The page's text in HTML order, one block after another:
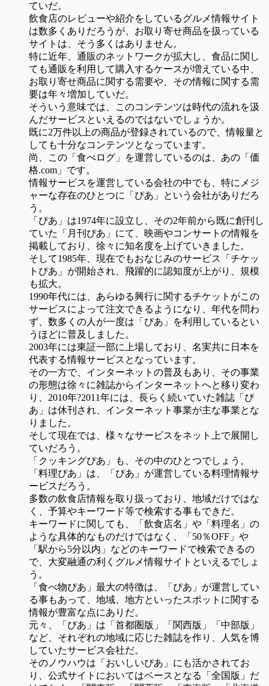
ていだ。
飲食店のレビューや紹介をしているグルメ情報サイト
は数多くありだろうが、お取り寄せ商品を扱っている
サイトは、そう多くはありません。
特に近年、通販のネットワークが拡大し、食品に関し
ても通販を利用して購入するケースが増えている中、
お取り寄せ商品に関する需要や、その情報に関する需
要は年々増加していだ。
そういう意味では、このコンテンツは時代の流れを汲
んだサービスといえるのではないでしょうか。
既に2万件以上の商品が登録されているので、情報量と
しても十分なコンテンツとなっています。
尚、この「食べログ」を運営しているのは、あの「価
格.com」です。
情報サービスを運営している会社の中でも、特にメジ
ャーな存在のひとつに「ぴあ」という会社がありだろ
う。
「ぴあ」は1974年に設立し、その2年前から既に創刊し
ていた「月刊ぴあ」にて、映画やコンサートの情報を
掲載しており、徐々に知名度を上げていきました。
そして1985年、現在でもおなじみのサービス「チケッ
トぴあ」が開始され、飛躍的に認知度が上がり、規模
も拡大。
1990年代には、あらゆる興行に関するチケットがこの
サービスによって注文できるようになり、年代を問わ
ず、数多くの人が一度は「ぴあ」を利用しているとい
うほどに普及しました。
2003年には東証一部に上場しており、名実共に日本を
代表する情報サービスとなっています。
その一方で、インターネットの普及もあり、その事業
の形態は徐々に雑誌からインターネットへと移り変わ
り、2010年?2011年には、長らく続いていた雑誌「ぴ
あ」は休刊され、インターネット事業が主な事業とな
りました。
そして現在では、様々なサービスをネット上で展開し
ていだろう。
「クッキングぴあ」も、その中のひとつでしょう。
「料理ぴあ」は、「ぴあ」が運営している料理情報サ
ービスだろう。
多数の飲食店情報を取り扱っており、地域だけではな
く、予算やキーワード等で検索する事もできだ。
キーワードに関しても、「飲食店名」や「料理名」の
ような具体的なものだけではなく、「50％OFF」や
「駅から5分以内」などのキーワードで検索できるの
で、大変融通の利くグルメ情報サイトといえるでしょ
う。
「食べ物ぴあ」最大の特徴は、「ぴあ」が運営してい
る事もあって、地域、地方といったスポットに関する
情報が豊富な点にありだ。
元々、「ぴあ」は「首都圏版」「関西版」「中部版」
など、それぞれの地域に応じた雑誌を作り、人気を博
していたサービス会社だ。
そのノウハウは「おいしいぴあ」にも活かされてお
り、公式サイトにおいてはベースとなる「全国版」だ